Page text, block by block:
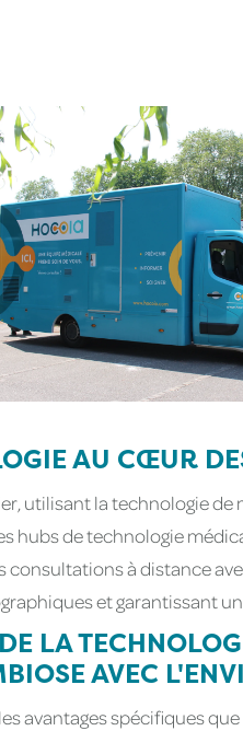
AU CŒUR
utilisant la technologie
hubs de technologie
à distance
et garantissant
LA
AVEC
avantages spécifiques